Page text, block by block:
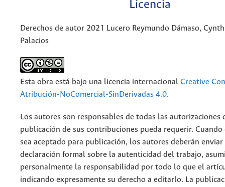
Licencia
Derechos de autor 2021 Lucero Reymundo Dámaso,
Palacios
Esta obra está bajo una licencia internacional Creative
Atribución-NoComercial-SinDerivadas 4.0.
Los autores son responsables de todas las autorizaciones
publicación de sus contribuciones pueda requerir.
sea aceptado para publicación, los autores deberán enviar
declaración formal sobre la autenticidad del trabajo,
personalmente la responsabilidad por todo lo que el
indicando expresamente su derecho a editarlo. La